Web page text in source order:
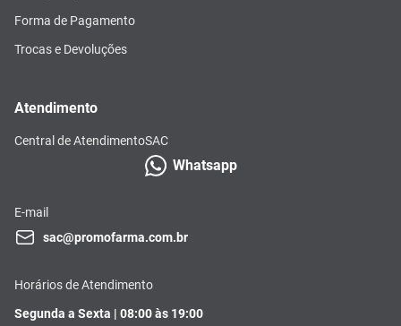
Forma de Pagamento
Trocas e Devoluções
Atendimento
Central de AtendimentoSAC
Whatsapp
E-mail
sac@promofarma.com.br
Horários de Atendimento
Segunda a Sexta | 08:00 às 19:00